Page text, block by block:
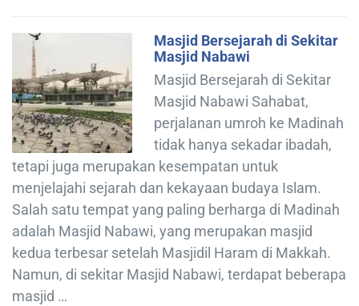
Masjid Bersejarah di Sekitar
Masjid Nabawi
Masjid Bersejarah di Sekitar
Masjid Nabawi Sahabat,
perjalanan umroh ke Madinah
tidak hanya sekadar ibadah,
tetapi juga merupakan kesempatan untuk
menjelajahi sejarah dan kekayaan budaya Islam.
Salah satu tempat yang paling berharga di Madinah
adalah Masjid Nabawi, yang merupakan masjid
kedua terbesar setelah Masjidil Haram di Makkah.
Namun, di sekitar Masjid Nabawi, terdapat beberapa
masjid …